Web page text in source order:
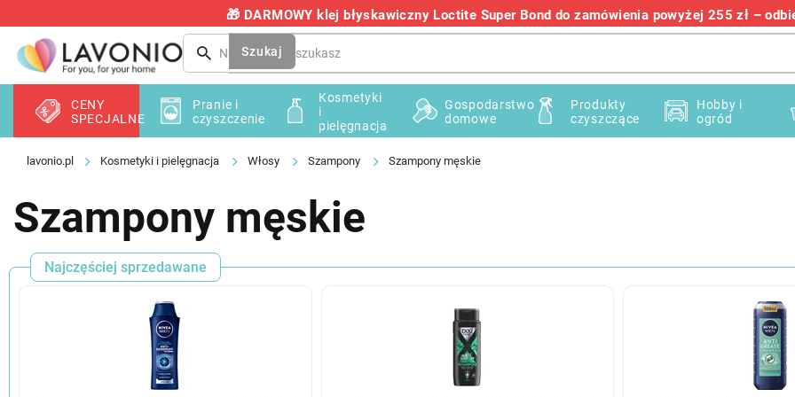
do
treści
🎁 DARMOWY klej błyskawiczny Loctite Super Bond do zamówienia powyżej 255 zł –
+48 732 145 222
Szukaj
CENY
SPECJALNE
Pranie i
czyszczenie
Kosmetyki
i
pielęgnacja
Gospodarstwo
domowe
Produkty
czyszczące
Hobby i
ogród
Kosmetyki i pielęgnacja Włosy Szampony Szampony męskie
Szampony męskie
Najczęściej sprzedawane